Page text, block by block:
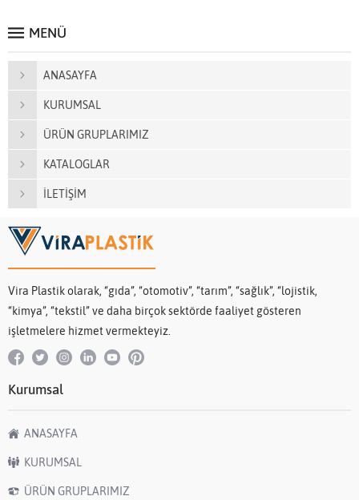
MENÜ
ANASAYFA
KURUMSAL
ÜRÜN GRUPLARIMIZ
KATALOGLAR
İLETİŞİM
Vira Plastik olarak, “gıda”, “otomotiv”, “tarım”, “sağlık”, “lojistik,
“kimya”, “tekstil” ve daha birçok sektörde faaliyet gösteren
işletmelere hizmet vermekteyiz.
Kurumsal
ANASAYFA
KURUMSAL
ÜRÜN GRUPLARIMIZ